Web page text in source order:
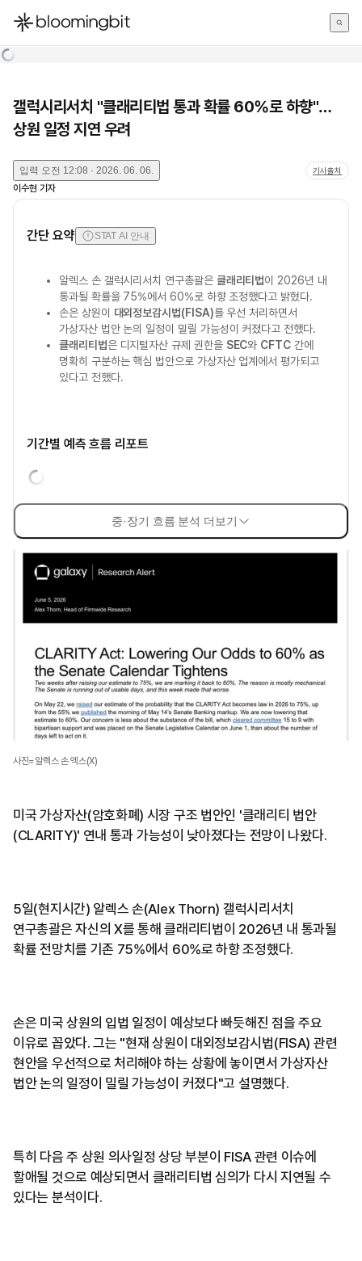
한국어
갤럭시리서치 "클래리티법 통과 확률 60%로 하향"…
상원 일정 지연 우려
입력 오전 12:08 · 2026. 06. 06. 기사출처
이수현 기자
간단 요약 STAT AI 안내
알렉스 손 갤럭시리서치 연구총괄은 클래리티법이 2026년 내
통과될 확률을 75%에서 60%로 하향 조정했다고 밝혔다.
손은 상원이 대외정보감시법(FISA)를 우선 처리하면서
가상자산 법안 논의 일정이 밀릴 가능성이 커졌다고 전했다.
클래리티법은 디지털자산 규제 권한을 SEC와 CFTC 간에
명확히 구분하는 핵심 법안으로 가상자산 업계에서 평가되고
있다고 전했다.
기간별 예측 흐름 리포트
중·장기 흐름 분석 더보기
사진=알렉스 손 엑스(X)
미국 가상자산(암호화폐) 시장 구조 법안인 '클래리티 법안
(CLARITY)' 연내 통과 가능성이 낮아졌다는 전망이 나왔다.
5일(현지시간) 알렉스 손(Alex Thorn) 갤럭시리서치
연구총괄은 자신의 X를 통해 클래리티법이 2026년 내 통과될
확률 전망치를 기존 75%에서 60%로 하향 조정했다.
손은 미국 상원의 입법 일정이 예상보다 빠듯해진 점을 주요
이유로 꼽았다. 그는 "현재 상원이 대외정보감시법(FISA) 관련
현안을 우선적으로 처리해야 하는 상황에 놓이면서 가상자산
법안 논의 일정이 밀릴 가능성이 커졌다"고 설명했다.
특히 다음 주 상원 의사일정 상당 부분이 FISA 관련 이슈에
할애될 것으로 예상되면서 클래리티법 심의가 다시 지연될 수
있다는 분석이다.